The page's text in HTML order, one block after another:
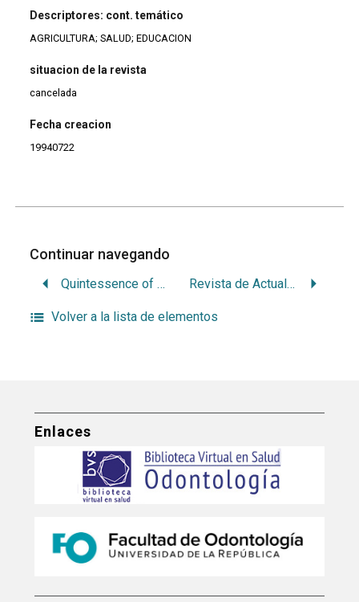
Descriptores: cont. temático
AGRICULTURA; SALUD; EDUCACION
situacion de la revista
cancelada
Fecha creacion
19940722
Continuar navegando
Quintessence of Dental Technology Revista de Actualidad Estomatológica Española
Volver a la lista de elementos
Enlaces